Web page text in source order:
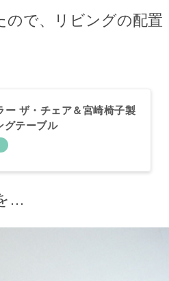
ので、リビングの配置
ー ザ・チェア＆宮崎椅子製
グテーブル
…